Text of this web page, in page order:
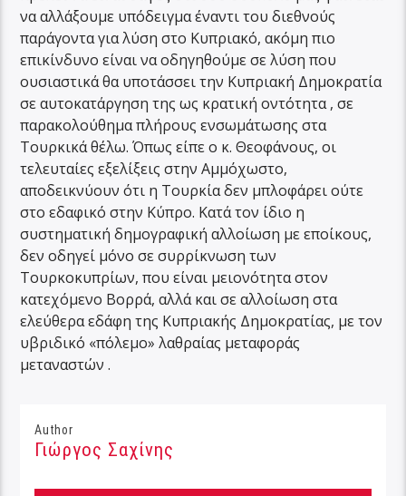
να αλλάξουμε υπόδειγμα έναντι του διεθνούς
παράγοντα για λύση στο Κυπριακό, ακόμη πιο
επικίνδυνο είναι να οδηγηθούμε σε λύση που
ουσιαστικά θα υποτάσσει την Κυπριακή Δημοκρατία
σε αυτοκατάργηση της ως κρατική οντότητα , σε
παρακολούθημα πλήρους ενσωμάτωσης στα
Τουρκικά θέλω. Όπως είπε ο κ. Θεοφάνους, οι
τελευταίες εξελίξεις στην Αμμόχωστο,
αποδεικνύουν ότι η Τουρκία δεν μπλοφάρει ούτε
στο εδαφικό στην Κύπρο. Κατά τον ίδιο η
συστηματική δημογραφική αλλοίωση με εποίκους,
δεν οδηγεί μόνο σε συρρίκνωση των
Τουρκοκυπρίων, που είναι μειονότητα στον
κατεχόμενο Βορρά, αλλά και σε αλλοίωση στα
ελεύθερα εδάφη της Κυπριακής Δημοκρατίας, με τον
υβριδικό «πόλεμο» λαθραίας μεταφοράς
μεταναστών .
Author
Γιώργος Σαχίνης